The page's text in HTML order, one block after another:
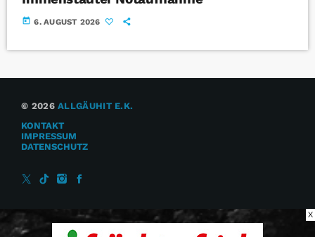
today 6. AUGUST 2026
© 2026ALLGÄUHIT E.K.
KONTAKT
IMPRESSUM
DATENSCHUTZ
X